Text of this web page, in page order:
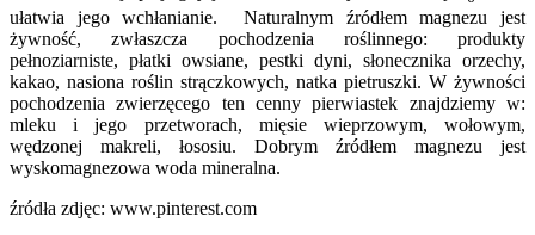
ułatwia jego wchłanianie. Naturalnym źródłem magnezu jest
żywność, zwłaszcza pochodzenia roślinnego: produkty
pełnoziarniste, płatki owsiane, pestki dyni, słonecznika orzechy,
kakao, nasiona roślin strączkowych, natka pietruszki. W żywności
pochodzenia zwierzęcego ten cenny pierwiastek znajdziemy w:
mleku i jego przetworach, mięsie wieprzowym, wołowym,
wędzonej makreli, łososiu. Dobrym źródłem magnezu jest
wyskomagnezowa woda mineralna.
źródła zdjęc: www.pinterest.com